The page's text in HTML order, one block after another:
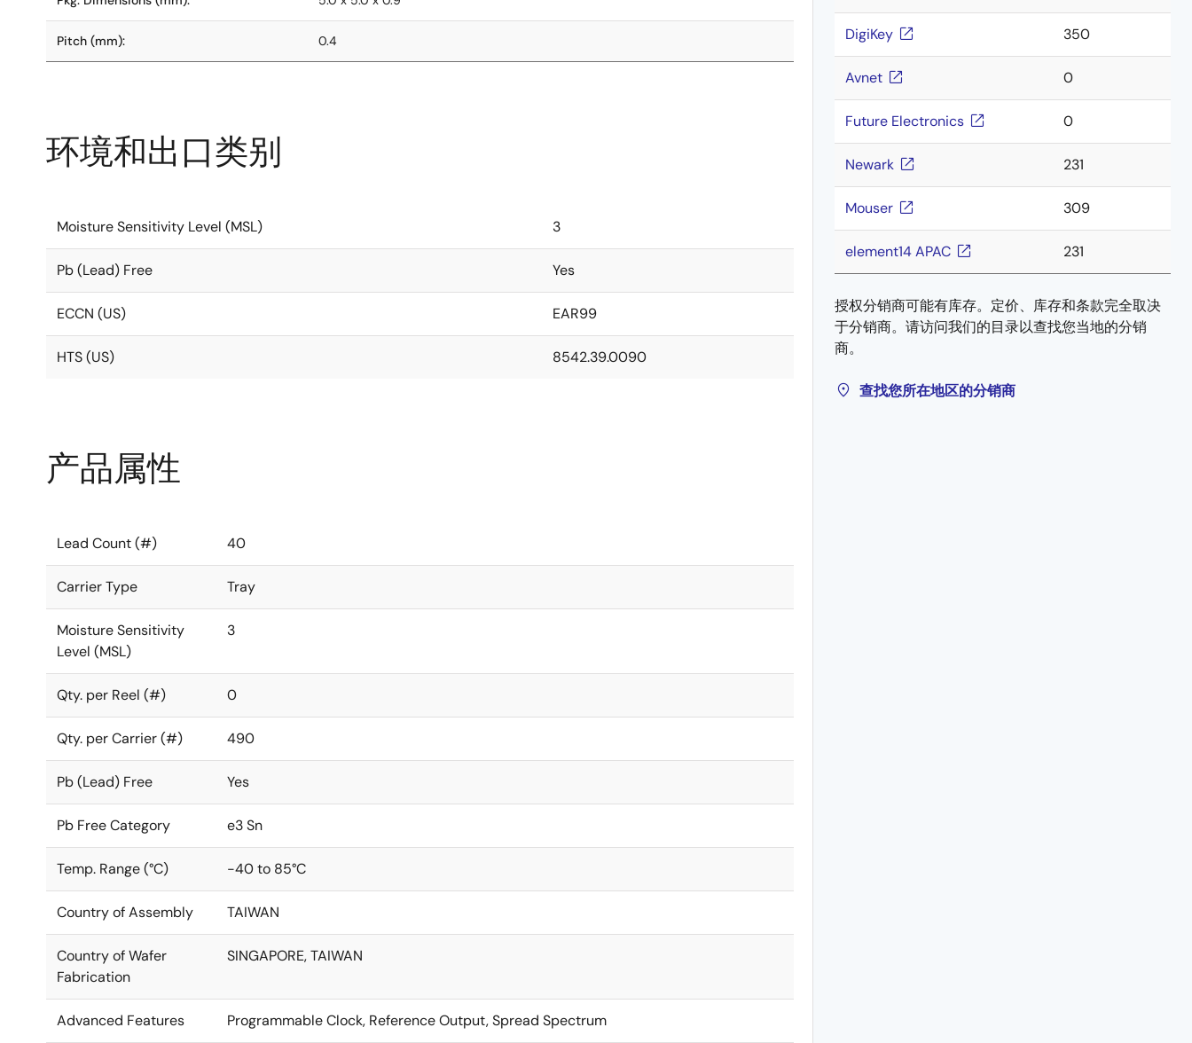
DigiKey 350
Avnet 0
Future Electronics 0
Newark 231
Mouser 309
element14 APAC 231
授权分销商可能有库存。定价、库存和条款完全取决
于分销商。请访问我们的目录以查找您当地的分销
商。
查找您所在地区的分销商
Pitch (mm): 0.4
环境和出口类别
Moisture Sensitivity Level (MSL) 3
Pb (Lead) Free Yes
ECCN (US) EAR99
HTS (US) 8542.39.0090
产品属性
Lead Count (#) 40
Carrier Type Tray
Moisture Sensitivity
Level (MSL)
3
Qty. per Reel (#) 0
Qty. per Carrier (#) 490
Pb (Lead) Free Yes
Pb Free Category e3 Sn
Temp. Range (°C) -40 to 85°C
Country of Assembly TAIWAN
Country of Wafer
Fabrication
SINGAPORE, TAIWAN
Advanced Features Programmable Clock, Reference Output, Spread Spectrum